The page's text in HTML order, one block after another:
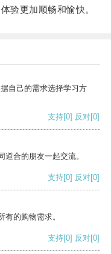
验更加顺畅和愉快。
自己的需求选择学习方
支持[0] 反对[0]
合的朋友一起交流。
支持[0] 反对[0]
的购物需求。
支持[0] 反对[0]